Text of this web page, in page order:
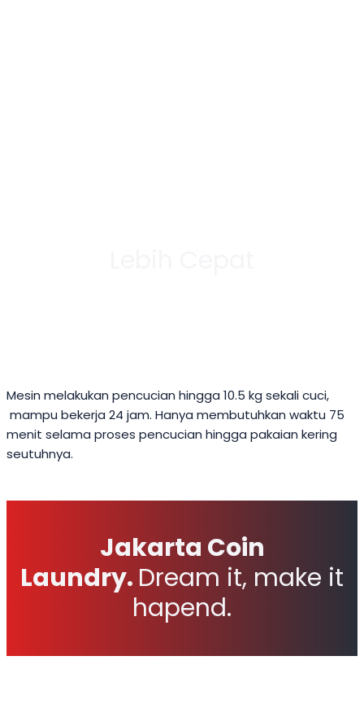
Mesin melakukan pencucian hingga 10.5 kg sekali cuci,
mampu bekerja 24 jam. Hanya membutuhkan waktu 75
menit selama proses pencucian hingga pakaian kering
seutuhnya.
Jakarta Coin
Laundry. Dream it, make it
hapend.